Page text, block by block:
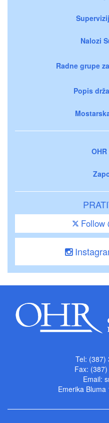
Nalozi
Radne grupe
Popis
Follow
Tel: (387)
Fax:
Email:
Emerika